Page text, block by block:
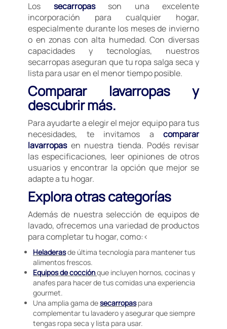
Los secarropasson una excelente
incorporación para cualquier hogar,
especialmente durante los meses de invierno
o en zonas con alta humedad. Con diversas
capacidades y tecnologías, nuestros
secarropas aseguran que tu ropa salga seca y
lista para usar en el menor tiempo posible.
Comparar lavarropas y
descubrir más.
Para ayudarte a elegir el mejor equipo para tus
necesidades, te invitamos a comparar
lavarropasen nuestra tienda. Podés revisar
las especificaciones, leer opiniones de otros
usuarios y encontrar la opción que mejor se
adapte a tu hogar.
Explora otras categorías
Además de nuestra selección de equipos de
lavado, ofrecemos una variedad de productos
para completar tu hogar, como:<
Heladerasde última tecnología para mantener tus
alimentos frescos.
Equipos de cocciónque incluyen hornos, cocinas y
anafes para hacer de tus comidas una experiencia
gourmet.
Una amplia gama desecarropaspara
complementar tu lavadero y asegurar que siempre
tengas ropa seca y lista para usar.